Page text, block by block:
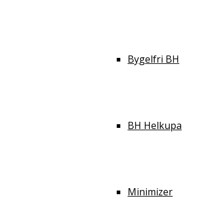
Bygelfri BH
BH Helkupa
Minimizer